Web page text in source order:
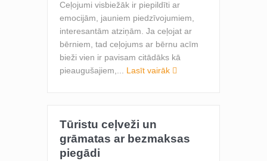
Ceļojumi visbiežāk ir piepildīti ar
emocijām, jauniem piedzīvojumiem,
interesantām atziņām. Ja ceļojat ar
bērniem, tad ceļojums ar bērnu acīm
bieži vien ir pavisam citādāks kā
pieaugušajiem,... Lasīt vairāk
Tūristu ceļveži un
grāmatas ar bezmaksas
piegādi